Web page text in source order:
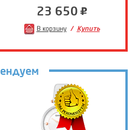
23 650
В корзину Купить